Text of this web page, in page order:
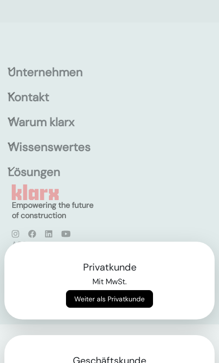
Unternehmen
Kontakt
Warum klarx
Wissenswertes
Lösungen
Empowering the future
of construction
AGB
Privatkunde
Mit MwSt.
Weiter als Privatkunde